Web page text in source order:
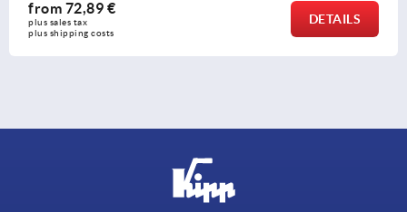
€
costs
from
plus